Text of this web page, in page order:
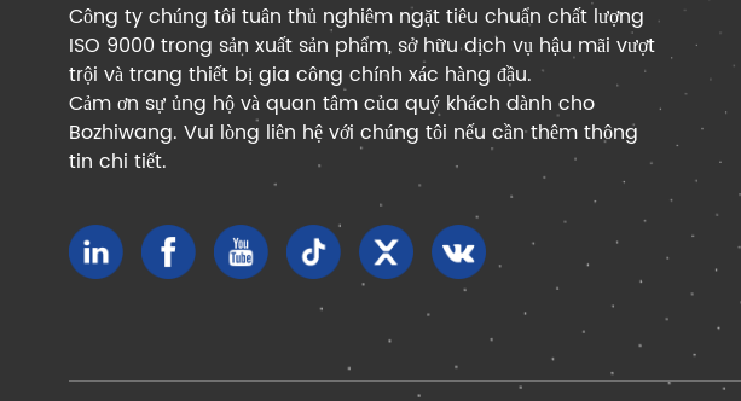
Công ty chúng tôi tuân thủ nghiêm ngặt tiêu chuẩn chất lượng
ISO 9000 trong sản xuất sản phẩm, sở hữu dịch vụ hậu mãi vượt
trội và trang thiết bị gia công chính xác hàng đầu.
Cảm ơn sự ủng hộ và quan tâm của quý khách dành cho
Bozhiwang. Vui lòng liên hệ với chúng tôi nếu cần thêm thông
tin chi tiết.